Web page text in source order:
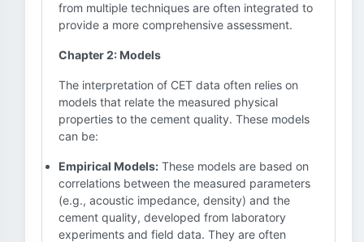
from multiple techniques are often integrated to
provide a more comprehensive assessment.
Chapter 2: Models
The interpretation of CET data often relies on
models that relate the measured physical
properties to the cement quality. These models
can be:
Empirical Models: These models are based on
correlations between the measured parameters
(e.g., acoustic impedance, density) and the
cement quality, developed from laboratory
experiments and field data. They are often